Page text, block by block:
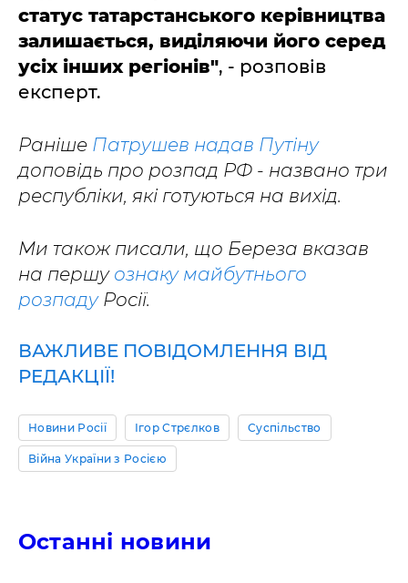
статус татарстанського керівництва
залишається, виділяючи його серед
усіх інших регіонів", - розповів
експерт.
Раніше Патрушев надав Путіну
доповідь про розпад РФ - названо три
республіки, які готуються на вихід.
Ми також писали, що Береза вказав
на першу ознаку майбутнього
розпадуРосії.
ВАЖЛИВЕ ПОВІДОМЛЕННЯ ВІД
РЕДАКЦІЇ!
Новини Росії Ігор Стрєлков Суспільство
Війна України з Росією
Останні новини